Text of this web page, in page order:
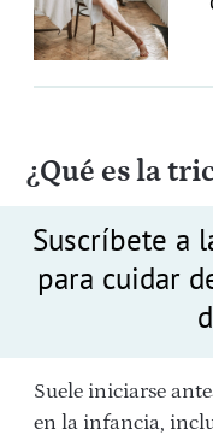
¿Qué es la
Suscríbete a
para cuidar
Suele iniciarse
en la infancia,